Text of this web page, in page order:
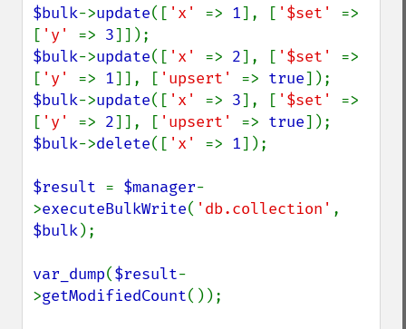
$bulk->update([ 'x' => 1], [ '$set' =>
[ 'y' => 3
$bulk->update([ 'x' => 2], [ '$set' =>
[ 'y' => 1]], [ 'upsert' => true
$bulk->update([ 'x' => 3], [ '$set' =>
[ 'y' => 2]], [ 'upsert' => true
$bulk->delete([ 'x' => 1]);
$result = $manager-
>executeBulkWrite( 'db.collection'
$bulk);
var_dump($result-
>getModifiedCount());